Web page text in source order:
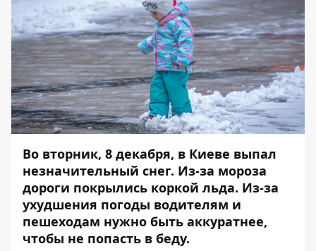
Во вторник, 8 декабря, в Киеве выпал
незначительный снег. Из-за мороза
дороги покрылись коркой льда. Из-за
ухудшения погоды водителям и
пешеходам нужно быть аккуратнее,
чтобы не попасть в беду.